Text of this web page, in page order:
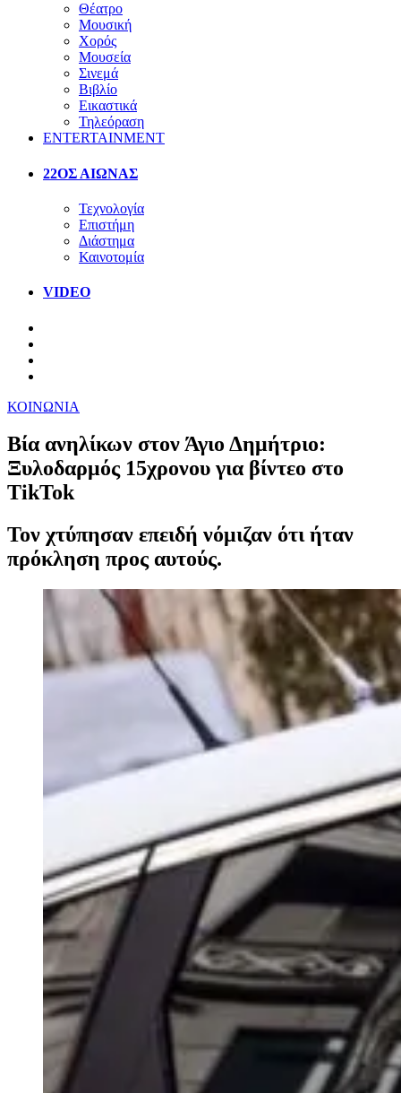
Θέατρο
Μουσική
Χορός
Μουσεία
Σινεμά
Βιβλίο
Εικαστικά
Τηλεόραση
ENTERTAINMENT
22ΟΣ ΑΙΩΝΑΣ
Τεχνολογία
Επιστήμη
Διάστημα
Καινοτομία
VIDEO
ΚΟΙΝΩΝΙΑ
Βία ανηλίκων στον Άγιο Δημήτριο:
Ξυλοδαρμός 15χρονου για βίντεο στο
TikTok
Τον χτύπησαν επειδή νόμιζαν ότι ήταν
πρόκληση προς αυτούς.